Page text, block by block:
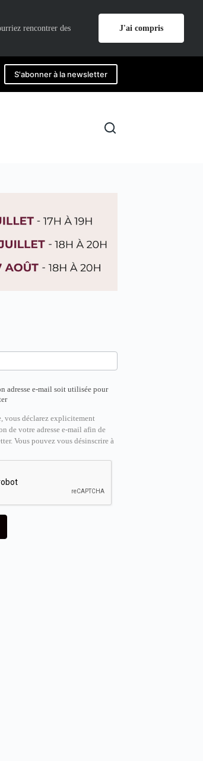
S'abonner à la newsletter
adresse e-mail soit utilisée pour
vous déclarez explicitement
de votre adresse e-mail afin de
Vous pouvez vous désinscrire à
rencontrer des
J'ai compris